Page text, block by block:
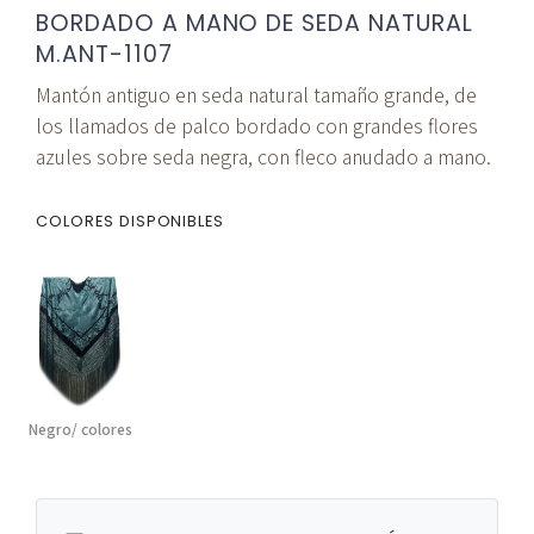
BORDADO A MANO DE SEDA NATURAL
M.ANT-1107
Mantón antiguo en seda natural tamaño grande, de
los llamados de palco bordado con grandes flores
azules sobre seda negra, con fleco anudado a mano.
COLORES DISPONIBLES
Negro/ colores